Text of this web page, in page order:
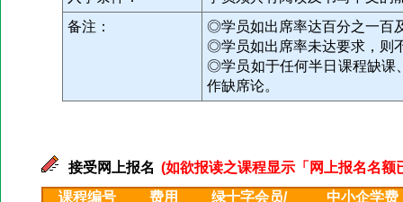
备注：
◎学员如出席率达百分之一百
◎学员如出席率未达要求，则
◎学员如于任何半日课程缺课
作缺席论。
接受网上报名 (如欲报读之课程显示「网上报名名
课程编号
费用
绿十字会员/
中小企学费